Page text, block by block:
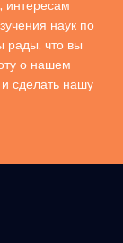
наук по
что вы
о нашем
сделать нашу